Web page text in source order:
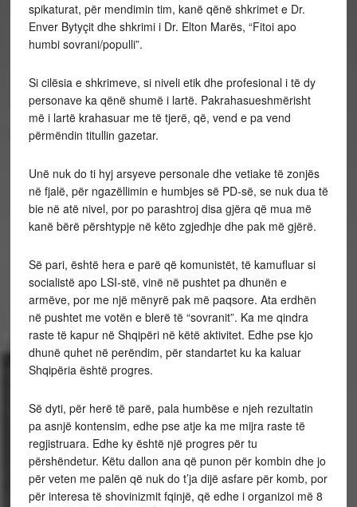
spikaturat, për mendimin tim, kanë qënë shkrimet e Dr.
Enver Bytyçit dhe shkrimi i Dr. Elton Marës, “Fitoi apo
humbi sovrani/populli”.
Si cilësia e shkrimeve, si niveli etik dhe profesional i të dy
personave ka qënë shumë i lartë. Pakrahasueshmërisht
më i lartë krahasuar me të tjerë, që, vend e pa vend
përmëndin titullin gazetar.
Unë nuk do ti hyj arsyeve personale dhe vetiake të zonjës
në fjalë, për ngazëllimin e humbjes së PD-së, se nuk dua të
bie në atë nivel, por po parashtroj disa gjëra që mua më
kanë bërë përshtypje në këto zgjedhje dhe pak më gjërë.
Së pari, është hera e parë që komunistët, të kamufluar si
socialistë apo LSI-stë, vinë në pushtet pa dhunën e
armëve, por me një mënyrë pak më paqsore. Ata erdhën
në pushtet me votën e blerë të “sovranit”. Ka me qindra
raste të kapur në Shqipëri në këtë aktivitet. Edhe pse kjo
dhunë quhet në perëndim, për standartet ku ka kaluar
Shqipëria është progres.
Së dyti, për herë të parë, pala humbëse e njeh rezultatin
pa asnjë kontensim, edhe pse atje ka me mijra raste të
regjistruara. Edhe ky është një progres për tu
përshëndetur. Këtu dallon ana që punon për kombin dhe jo
për veten me palën që nuk do t’ja dijë asfare për komb, por
për interesa të shovinizmit fqinjë, që edhe i organizoi më 8